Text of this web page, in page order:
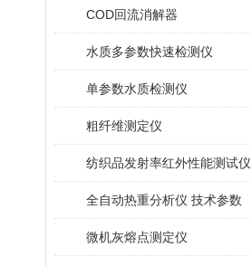
COD回流消解器
水质多参数快速检测仪
单参数水质检测仪
粗纤维测定仪
纺织品发射率红外性能测试仪
全自动热重分析仪 技术参数
微机灰熔点测定仪